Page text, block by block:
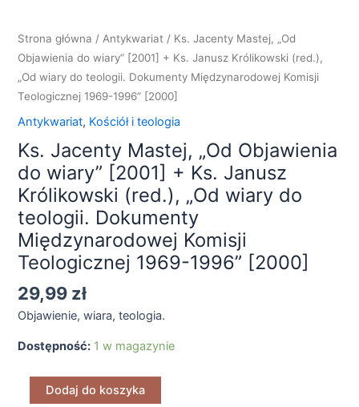
Strona główna / Antykwariat / Ks. Jacenty Mastej, „Od
Objawienia do wiary” [2001] + Ks. Janusz Królikowski (red.),
„Od wiary do teologii. Dokumenty Międzynarodowej Komisji
Teologicznej 1969-1996” [2000]
Antykwariat, Kościół i teologia
Ks. Jacenty Mastej, „Od Objawienia
do wiary” [2001] + Ks. Janusz
Królikowski (red.), „Od wiary do
teologii. Dokumenty
Międzynarodowej Komisji
Teologicznej 1969-1996” [2000]
29,99 zł
Objawienie, wiara, teologia.
Dostępność: 1 w magazynie
Objawienia
do
wiary"
[2001]
Ks.
Janusz
Królikowski
(red.),
"Od
wiary
do
teologii.
Międzynarodowej
Komisji
Teologicznej
1996"
[2000]
Dodaj do koszyka